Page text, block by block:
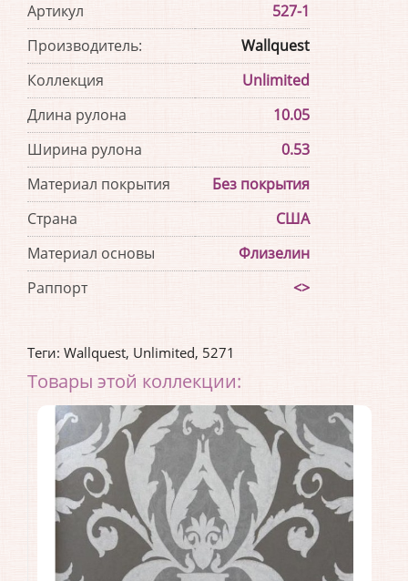
Артикул
527-1
Производитель:
Wallquest
Коллекция
Unlimited
Длина рулона
10.05
Ширина рулона
0.53
Материал покрытия
Без покрытия
Страна
США
Материал основы
Флизелин
Раппорт
<>
Теги: Wallquest, Unlimited, 5271
Товары этой коллекции: